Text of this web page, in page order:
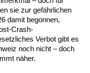
sie zur gefährlichen
damit begonnen,
Crash-
Verbot gibt es
noch nicht – doch
näher.